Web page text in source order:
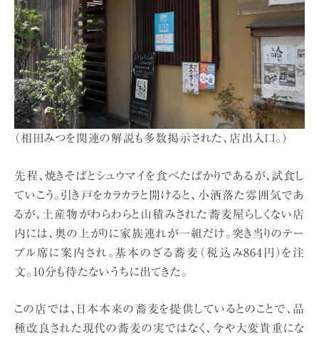
（相田みつを関連の解説も多数掲示された、店出入口。）
先程、焼きそばとシュウマイを食べたばかりであるが、試食し
ていこう。引き戸をカラカラと開けると、小洒落た雰囲気であ
るが、土産物がわらわらと山積みされた蕎麦屋らしくない店
内には、奥の上がりに家族連れが一組だけ。突き当りのテー
ブル席に案内され。基本のざる蕎麦（税込み864円）を注
文。10分も待たないうちに出てきた。
この店では、日本本来の蕎麦を提供しているとのことで、品
種改良された現代の蕎麦の実ではなく、今や大変貴重にな